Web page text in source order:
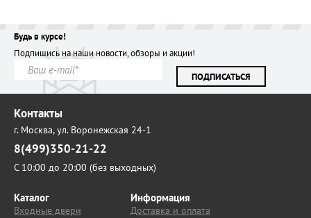
Будь в курсе!
Подпишись на наши новости, обзоры и акции!
ПОДПИСАТЬСЯ
Контакты
г. Москва,ул. Воронежская 24-1
8(499)350-21-22
С 10:00 до 20:00 (без выходных)
Каталог
Входные двери
Информация
Доставка и оплата